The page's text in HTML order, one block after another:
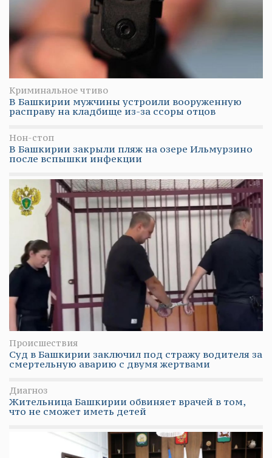
Криминальное чтиво
В Башкирии мужчины устроили вооруженную
расправу на кладбище из-за ссоры отцов
Нон-стоп
В Башкирии закрыли пляж на озере Ильмурзино
после вспышки инфекции
Происшествия
Суд в Башкирии заключил под стражу водителя за
смертельную аварию с двумя жертвами
Диагноз
Жительница Башкирии обвиняет врачей в том,
что не сможет иметь детей